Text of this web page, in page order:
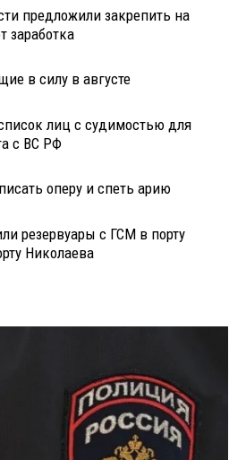
предложили закрепить на
заработка
в силу в августе
лиц с судимостью для
с ВС РФ
оперу и спеть арию
резервуары с ГСМ в порту
Николаева